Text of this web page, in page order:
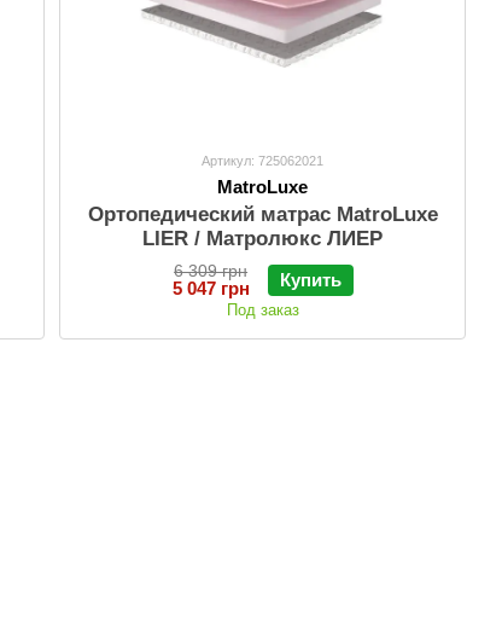
Артикул: 725062021
MatroLuxe
Ортопедический матрас MatroLuxe
LIER / Матролюкс ЛИЕР
6 309 грн
5 047 грн Купить
Под заказ